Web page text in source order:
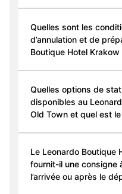
Quelles sont les
d’annulation et de
Boutique Hotel Krakow
Quelles options de
disponibles au
Old Town et quel est
Le Leonardo Boutique
fournit-il une consigne
l’arrivée ou après le